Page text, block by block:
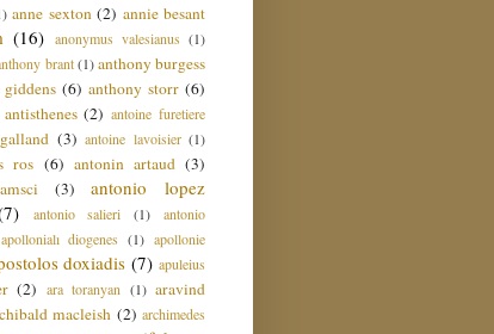
anne sexton (2) annie besant
(16) anonymus valesianus (1)
brant (1) anthony burgess
(6) anthony storr (6)
antisthenes (2) antoine furetiere
(3) antoine lavoisier (1)
ros (6) antonin artaud (3)
(3)
antonio lopez
antonio salieri (1)
antonio
apollonialı diogenes (1) apollonie
doxiadis (7) apuleius
(2) ara toranyan (1) aravind
macleish (2) archimedes